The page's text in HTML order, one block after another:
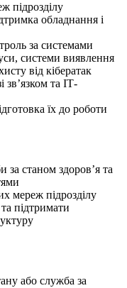
підрозділу
обладнання і
за системами
системи виявлення
від кібератак
зв’язком та ІТ-
їх до роботи
за станом здоров’я та
мереж підрозділу
підтримати
або служба за